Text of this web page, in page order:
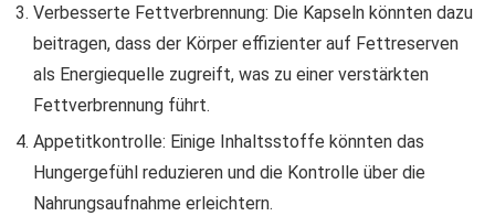
Verbesserte Fettverbrennung: Die Kapseln könnten dazu
beitragen, dass der Körper effizienter auf Fettreserven
als Energiequelle zugreift, was zu einer verstärkten
Fettverbrennung führt.
Appetitkontrolle: Einige Inhaltsstoffe könnten das
Hungergefühl reduzieren und die Kontrolle über die
Nahrungsaufnahme erleichtern.